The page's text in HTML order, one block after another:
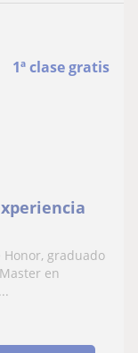
1ª clase gratis
Honor, graduado
en